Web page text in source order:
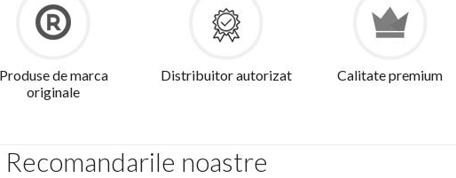
Produse de marca
originale
Distribuitor autorizat Calitate premium
Recomandarile noastre